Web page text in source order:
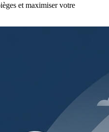
et maximiser votre